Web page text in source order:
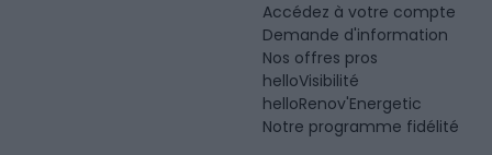
Accédez à votre compte
Demande d'information
Nos offres pros
helloVisibilité
helloRenov'Energetic
Notre programme fidélité